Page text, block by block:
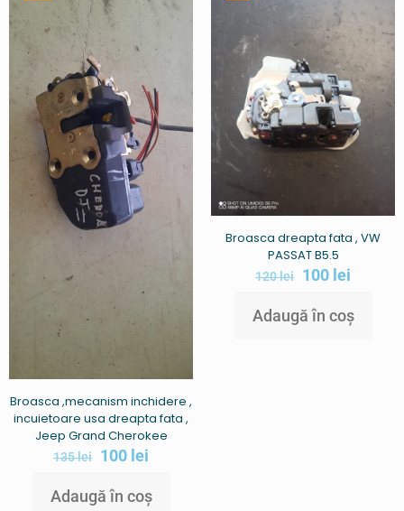
Broasca ,mecanism inchidere ,
incuietoare usa dreapta fata ,
Jeep Grand Cherokee
135lei 100 lei
Adaugă în coș
Broasca dreapta fata , VW
PASSAT B5.5
120lei 100 lei
Adaugă în coș